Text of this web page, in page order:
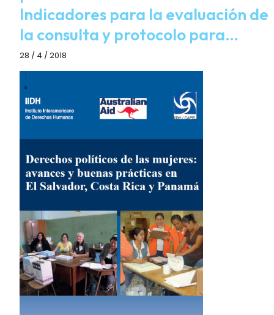
Indicadores para la evaluación de
la consulta y protocolo para…
28 / 4 / 2018